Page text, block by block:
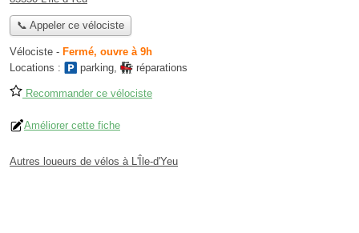
📞 Appeler ce vélociste
Vélociste - Fermé, ouvre à 9h
Locations :
parking, réparations
Recommander ce vélociste
Améliorer cette fiche
Autres loueurs de vélos à L'Île-d'Yeu